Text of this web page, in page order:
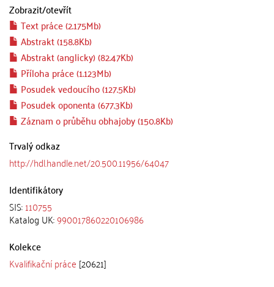
Zobrazit/otevřít
Text práce (2.175Mb)
Abstrakt (158.8Kb)
Abstrakt (anglicky) (82.47Kb)
Příloha práce (1.123Mb)
Posudek vedoucího (127.5Kb)
Posudek oponenta (677.3Kb)
Záznam o průběhu obhajoby (150.8Kb)
Trvalý odkaz
http://hdl.handle.net/20.500.11956/64047
Identifikátory
SIS:110755
Katalog UK:990017860220106986
Kolekce
Kvalifikační práce [20621]